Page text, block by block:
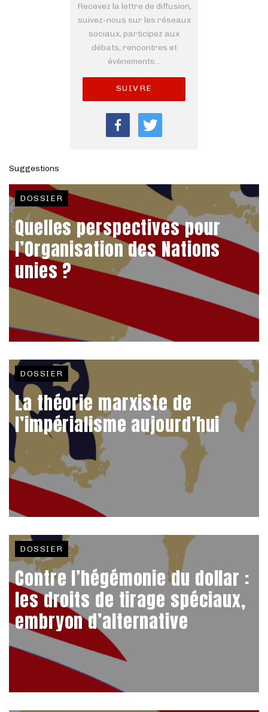
Recevez la lettre de diffusion,
suivez-nous sur les réseaux
sociaux, participez aux
débats, rencontres et
évènements...
SUIVRE
Suggestions
DOSSIER
Quelles perspectives pour
l’Organisation des Nations
unies ?
DOSSIER
La théorie marxiste de
l’impérialisme aujourd’hui
DOSSIER
Contre l’hégémonie du dollar :
les droits de tirage spéciaux,
embryon d’alternative